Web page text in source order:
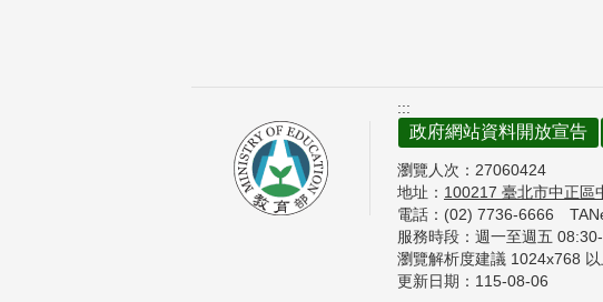
:::
政府網站資料開放宣告
瀏覽人次： 27060424
地址： 100217 臺北市中正區
電話：(02) 7736-6666
服務時段：週一至週五 08:30-
瀏覽解析度建議 1024x768 以
更新日期： 115-08-06